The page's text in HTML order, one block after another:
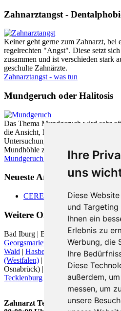
Ihre
uns
Diese
und Targeting
Ihnen ein
Erlebnis zu
Werbung, die
Ihre
Diese
außerdem,
messen, um
unsere
Zahnarztangst -
Keiner geht gerne zum Zahnarzt, bei
regelrechten "Angst". Diese setzt
zusammen und ist verschieden stark
geschulte Zahnärzte.
Zahnarztangst - was tun
Mundgeruch oder Halitosis
Das Thema Mundgeruch wird sehr
die Ansicht, Mundgeruch würde vom
Untersuchungen zeigen jedoch, dass
Mundhöhle zu finden ist.
Mundgeruch - was hilft
Neueste Artikel:
CEREC
Weitere Orte in der Nähe von
Bad Iburg | Bad Laer | Bissendorf |
Georgsmarienhütte
| Glandorf |
Wald | Hasbergen Hörstel|
(Westfalen) |
Osnabrück) |
Osnabrück| Ostbevern |
Tecklenburg | Voltlage | Wallenhorst |
Zahnarzt Tecklenburg wurde